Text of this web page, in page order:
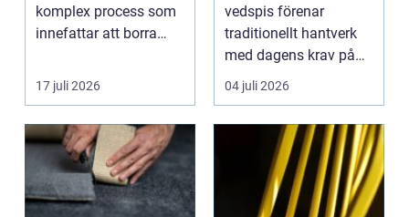
komplex process som
innefattar att borra
minerale...
17 juli 2026
vedspis förenar
traditionellt hantverk
med dagens krav på
effektiv, trygg och mil...
04 juli 2026